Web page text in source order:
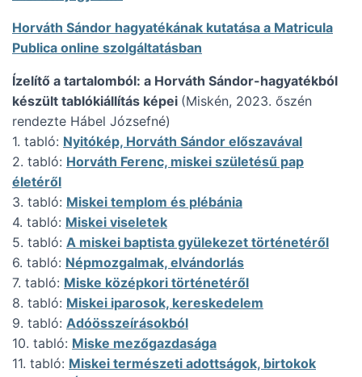
Horváth Sándor hagyatékának kutatása a Matricula
Publica online szolgáltatásban
Ízelítő a tartalomból: a Horváth Sándor-hagyatékból
készült tablókiállítás képei (Miskén, 2023. őszén
rendezte Hábel Józsefné)
1. tabló: Nyitókép, Horváth Sándor előszavával
2. tabló: Horváth Ferenc, miskei születésű pap
életéről
3. tabló: Miskei templom és plébánia
4. tabló: Miskei viseletek
5. tabló: A miskei baptista gyülekezet történetéről
6. tabló: Népmozgalmak, elvándorlás
7. tabló: Miske középkori történetéről
8. tabló: Miskei iparosok, kereskedelem
9. tabló: Adóösszeírásokból
10. tabló: Miske mezőgazdasága
11. tabló: Miskei természeti adottságok, birtokok